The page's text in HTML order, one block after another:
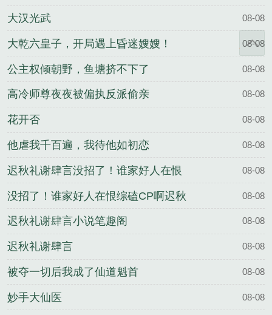
大汉光武 08-08
大乾六皇子，开局遇上昏迷嫂嫂！ 08-08
公主权倾朝野，鱼塘挤不下了 08-08
高冷师尊夜夜被偏执反派偷亲 08-08
花开否 08-08
他虐我千百遍，我待他如初恋 08-08
迟秋礼谢肆言没招了！谁家好人在恨
综磕CP啊百度云
08-08
没招了！谁家好人在恨综磕CP啊迟秋
礼谢肆言全文完整版
08-08
迟秋礼谢肆言小说笔趣阁 08-08
迟秋礼谢肆言 08-08
被夺一切后我成了仙道魁首 08-08
妙手大仙医 08-08